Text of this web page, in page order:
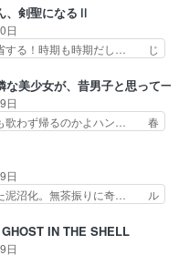
強化、… やはりヨコヤいい
る流… 役で出演いたしまし
り…
ぎるとやる気無く… テー
感想は、美緒がテ… すげー
い……。女性声優… 深夜の格
方がよっぽど… 真剣に授業
美緒ちゃ… 受験勉強と戦闘
娘w美… 勉強嫌いでバトル
の沙…
、剣聖になるⅡ
日
する！時期も時期だし… じ
詰まってると思う… クル
ュイと一緒におっ… 帰省、
。順番的には確… 父親から
ボアの退治の… ここでヘン
ルはミュ… おっさんの親と
ね孫扱… ・ベリル、実家に
ミュ…
な美少女が、昔男子と思って一
日
歌わず帰るのかよハン… 春
希のお母さんのよ… 春希ち
子も凄え可愛い… 隼人くん
てたけど完全… 第４話を
た。視聴… スマホを買うた
かん… いきなりシリアス展
日
た泥沼化。無茶振りに奇… ル
しければ、是非… 計画通り
遂げた(ほぼ… 今回もター
IN THE SHELL
日